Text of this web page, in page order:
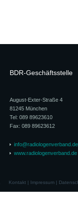
BDR-Geschäftsstelle
August-Exter-Straße 4
81245 München
Tel: 089 89623610
Fax: 089 89623612
info@radiologenverband.de
www.radiologenverband.de
Kontakt| Impressum|